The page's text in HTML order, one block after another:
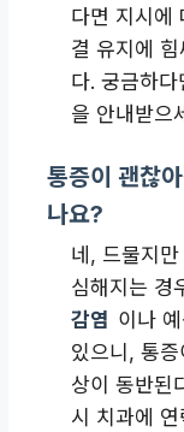
다면 지시에
결 유지에
다. 궁금하
을 안내받으
통증이 괜찮
나요?
네, 드물지
심해지는 경
감염 이나
있으니, 통
상이 동반된
시 치과에